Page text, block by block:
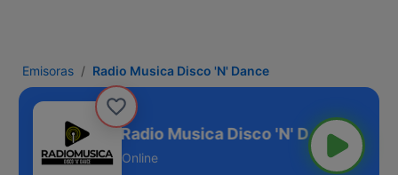
Emisoras Radio Musica Disco 'N' Dance
Radio Musica Disco 'N' Dance
Online